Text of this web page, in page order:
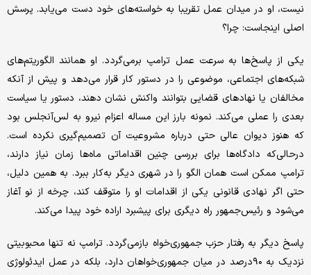
نیست، او در میدان عمل تقریبا به خواسته‌های خود دست می‌یابد. پرسش
اصلی اینجاست: چرا؟
یکی از پاسخ‌ها به سرعت عمل ترامپ برمی‌گردد. او همانند الگوریتم‌های
شبکه‌های اجتماعی، موضوعی را در دستور کار قرار می‌دهد و پیش از آنکه
مخالفان یا نهادهای قضایی بتوانند واکنش نشان دهند، دستور یا سیاست
بعدی را عملی می‌کند. نمونه بارز این مساله اعزام نیرو به لس‌آنجلس بود
که هنوز دیوان عالی حتی درباره مشروعیت آن تصمیم‌گیری نکرده است.
درحالی‌که دادگاه‌ها برای بررسی چنین اقداماتی ماه‌ها زمان نیاز دارند،
ترامپ ممکن است همان الگو را در شهری دیگر به‌کار ببرد. به همین دلیل،
حتی اگر نهادی قانونی یکی از اقدامات او را متوقف کند، چرخه از نو آغاز
می‌شود و رئیس‌جمهور راه دیگری برای پیشبرد اراده خود پیدا می‌کند.
پاسخ دیگر به رفتار حزب جمهوری‌خواه بازمی‌گردد. ترامپ نه تنها محبوبیتی
نزدیک به ۹۰درصد در میان جمهوری‌خواهان دارد، بلکه در عمل ایدئولوژی